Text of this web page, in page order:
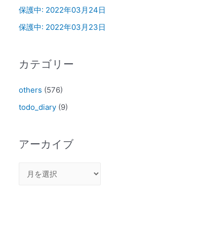
保護中: 2022年03月24日
保護中: 2022年03月23日
カテゴリー
others (576)
todo_diary (9)
アーカイブ